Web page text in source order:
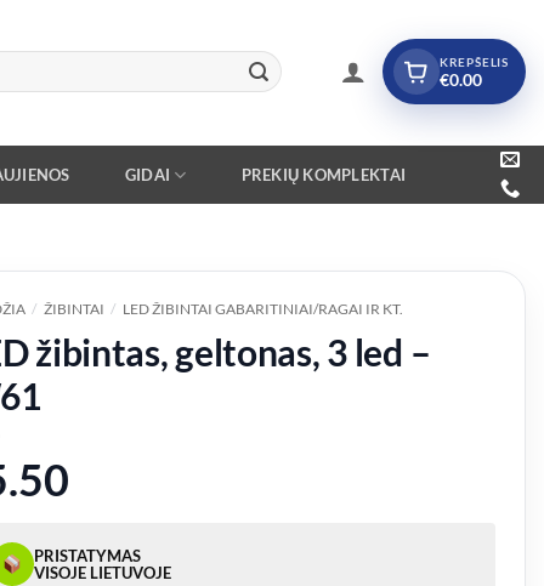
KREPŠELIS
€0.00
GIDAI PREKIŲ KOMPLEKTAI
/ ŽIBINTAI / LED ŽIBINTAI GABARITINIAI/RAGAI IR KT.
žibintas, geltonas, 3 led –
PRISTATYMAS
VISOJE LIETUVOJE